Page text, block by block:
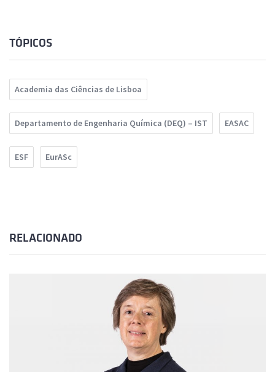
TÓPICOS
Academia das Ciências de Lisboa
Departamento de Engenharia Química (DEQ) – IST EASAC
ESF EurASc
RELACIONADO